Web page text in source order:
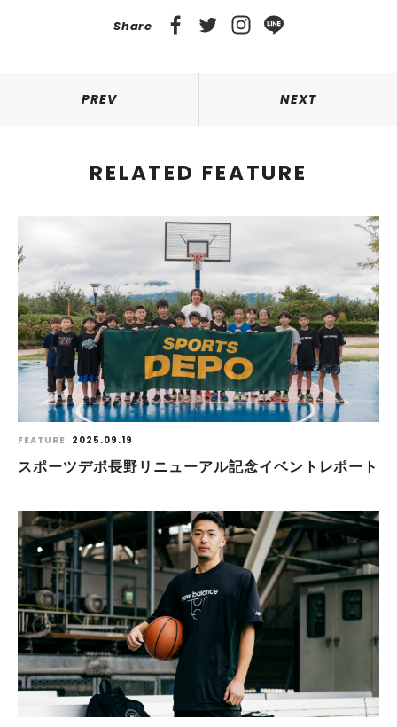
Share
PREV NEXT
RELATED FEATURE
FEATURE 2025.09.19
スポーツデポ長野リニューアル記念イベントレポート